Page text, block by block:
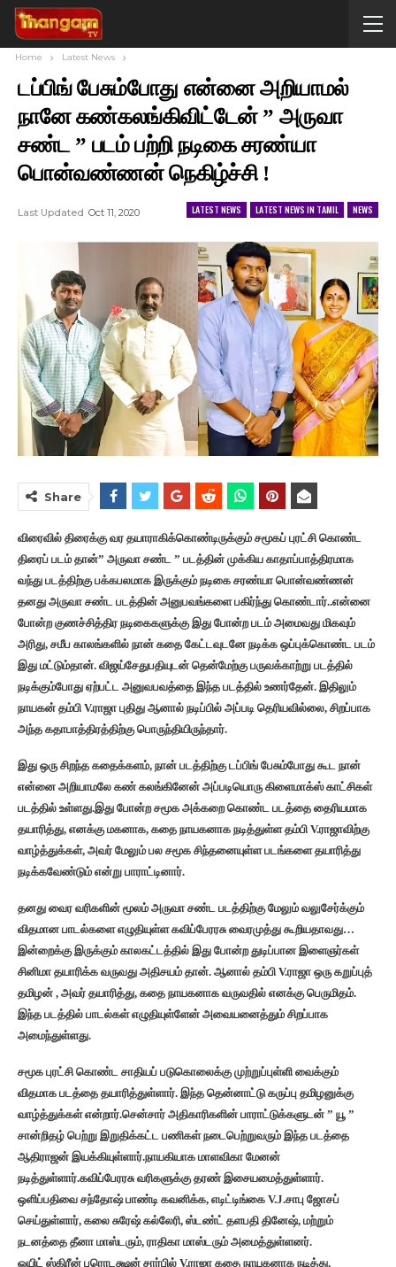
Home Latest News
டப்பிங் பேசும்போது என்னை அறியாமல்
நானே கண்கலங்கிவிட்டேன் ” அருவா
சண்ட ” படம் பற்றி நடிகை சரண்யா
பொன்வண்ணன் நெகிழ்ச்சி !
LATEST NEWS LATEST NEWS IN TAMIL NEWS
Last Updated Oct 11, 2020
Share
விரைவில் திரைக்கு வர தயாராகிக்கொண்டிருக்கும் சமூகப் புரட்சி கொண்ட
திரைப் படம் தான்” அருவா சண்ட ” படத்தின் முக்கிய காதாப்பாத்திரமாக
வந்து படத்திற்கு பக்கபலமாக இருக்கும் நடிகை சரண்யா பொன்வண்ணன்
தனது அருவா சண்ட படத்தின் அனுபவங்களை பகிர்ந்து கொண்டார்..என்னை
போன்ற குணச்சித்திர நடிகைகளுக்கு இது போன்ற படம் அமைவது மிகவும்
அரிது, சமீப காலங்களில் நான் கதை கேட்டவுடனே நடிக்க ஒப்புக்கொண்ட படம்
இது மட்டும்தான். விஜய்சேதுபதியுடன் தென்மேற்கு பருவக்காற்று படத்தில்
நடிக்கும்போது ஏற்பட்ட அனுவபவத்தை இந்த படத்தில் உணர்தேன். இதிலும்
நாயகன் தம்பி V.ராஜா புதிது ஆனால் நடிப்பில் அப்படி தெரியவில்லை, சிறப்பாக
அந்த கதாபாத்திரத்திற்கு பொருந்தியிருந்தார்.
இது ஒரு சிறந்த கதைக்களம், நான் படத்திற்கு டப்பிங் பேசும்போது கூட நான்
என்னை அறியாமலே கண் கலங்கினேன் அப்படியொரு கிளைமாக்ஸ் காட்சிகள்
படத்தில் உள்ளது.இது போன்ற சமூக அக்கறை கொண்ட படத்தை தைரியமாக
தயாரித்து, எனக்கு மகனாக, கதை நாயகனாக நடித்துள்ள தம்பி V.ராஜாவிற்கு
வாழ்த்துக்கள், அவர் மேலும் பல சமூக சிந்தனையுள்ள படங்களை தயாரித்து
நடிக்கவேண்டும் என்று பாராட்டினார்.
தனது வைர வரிகளின் மூலம் அருவா சண்ட படத்திற்கு மேலும் வலுசேர்க்கும்
விதமான பாடல்களை எழுதியுள்ள கவிப்பேரரசு வைரமுத்து கூறியதாவது…
இன்றைக்கு இருக்கும் காலகட்டத்தில் இது போன்ற துடிப்பான இளைஞர்கள்
சினிமா தயாரிக்க வருவது அதிசயம் தான். ஆனால் தம்பி V.ராஜா ஒரு கறுப்புத்
தமிழன் , அவர் தயாரித்து, கதை நாயகனாக வருவதில் எனக்கு பெருமிதம்.
இந்த படத்தில் பாடல்கள் எழுதியுள்ளேன் அவையனைத்தும் சிறப்பாக
அமைந்துள்ளது.
சமூக புரட்சி கொண்ட சாதியப் படுகொலைக்கு முற்றுப்புள்ளி வைக்கும்
விதமாக படத்தை தயாரித்துள்ளார். இந்த தென்னாட்டு கருப்பு தமிழனுக்கு
வாழ்த்துக்கள் என்றார்.சென்சார் அதிகாரிகளின் பாராட்டுக்களுடன் ” யூ ”
சான்றிதழ் பெற்று இறுதிக்கட்ட பணிகள் நடைபெற்றுவரும் இந்த படத்தை
ஆதிராஜன் இயக்கியுள்ளார்.நாயகியாக மாளவிகா மேனன்
நடித்துள்ளார்.கவிப்பேரரசு வரிகளுக்கு தரண் இசையமைத்துள்ளார்.
ஒளிப்பதிவை சந்தோஷ் பாண்டி கவனிக்க, எடிட்டிங்கை V.J.சாபு ஜோசப்
செய்துள்ளார், கலை சுரேஷ் கல்லேரி, ஸ்டண்ட் தளபதி தினேஷ், மற்றும்
நடனத்தை தீனா மாஸ்டரும், ராதிகா மாஸ்டரும் அமைத்துள்ளனர்.
ஒயிட் ஸ்கிரீன் புரொடக்ஷன் சார்பில் V.ராஜா கதை நாயகனாக நடித்து,